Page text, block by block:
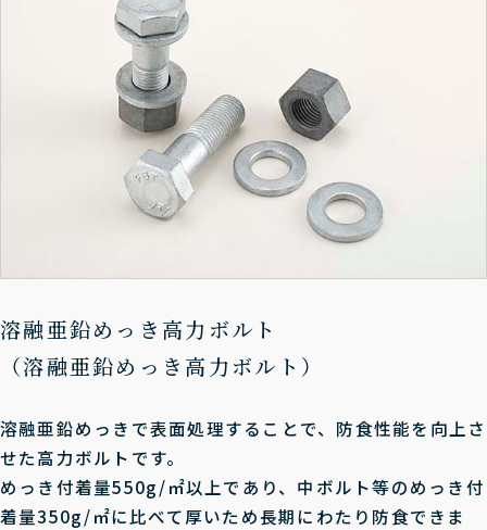
溶融亜鉛めっき高力ボルト
（溶融亜鉛めっき高力ボルト）
溶融亜鉛めっきで表面処理することで、防食性能を向上さ
せた高力ボルトです。
めっき付着量550g/㎡以上であり、中ボルト等のめっき付
着量350g/㎡に比べて厚いため長期にわたり防食できま